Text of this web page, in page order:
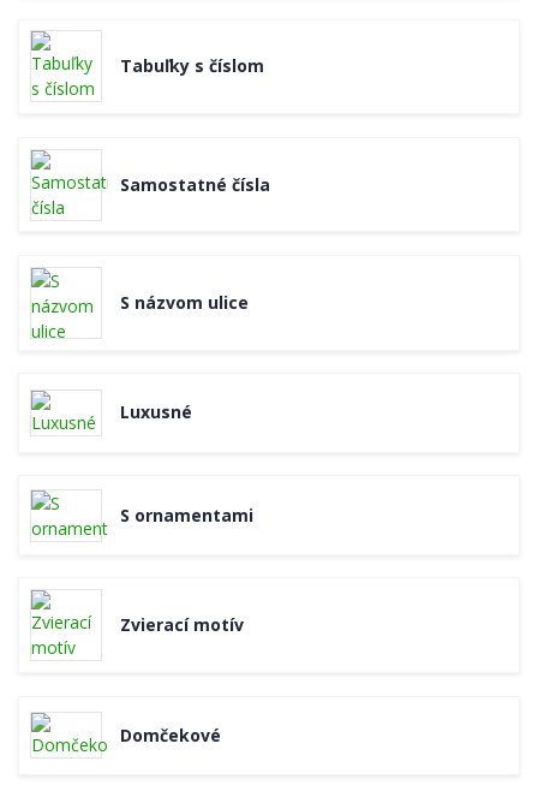
Tabuľky s číslom
Samostatné čísla
S názvom ulice
Luxusné
S ornamentami
Zvierací motív
Domčekové